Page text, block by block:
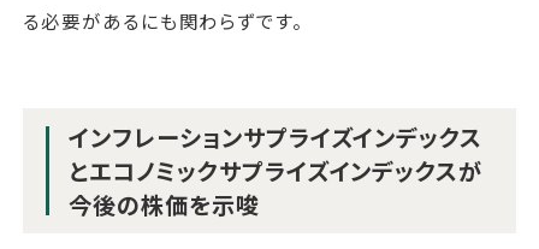
る必要があるにも関わらずです。
インフレーションサプライズインデックス
とエコノミックサプライズインデックスが
今後の株価を示唆